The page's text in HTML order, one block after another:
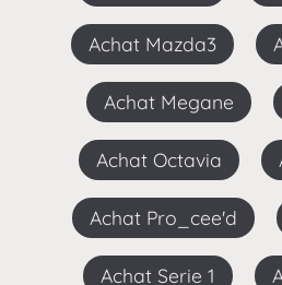
Achat Mazda3
Achat Megane
Achat Octavia
Achat Pro_cee'd
Achat Serie 1